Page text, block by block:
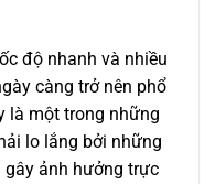
độ nhanh và nhiều
càng trở nên phổ
là một trong những
lo lắng bởi những
gây ảnh hưởng trực